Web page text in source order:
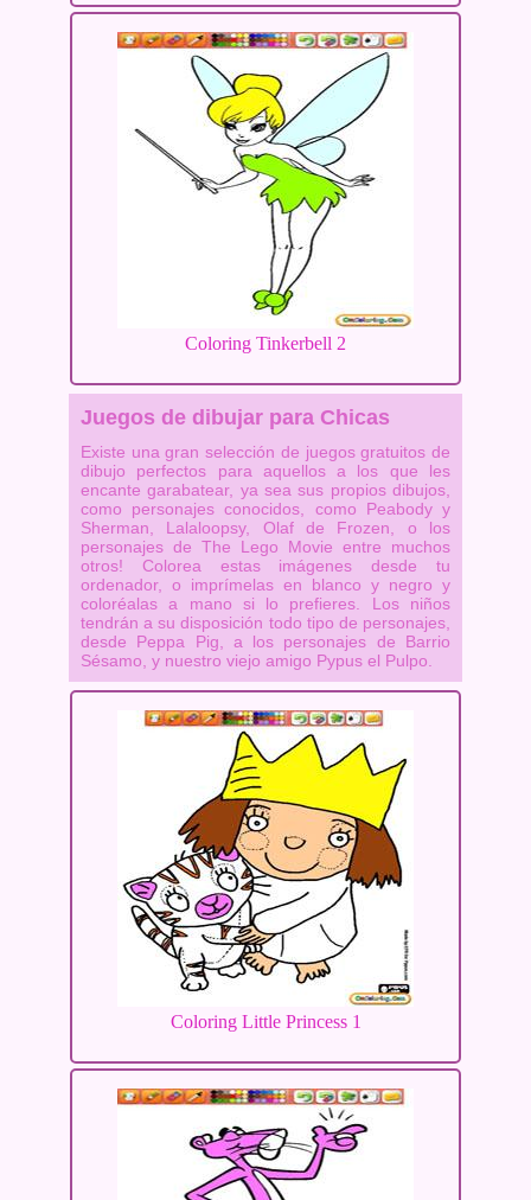
Coloring Tinkerbell 2
Juegos de dibujar para Chicas
Existe una gran selección de juegos gratuitos de
dibujo perfectos para aquellos a los que les
encante garabatear, ya sea sus propios dibujos,
como personajes conocidos, como Peabody y
Sherman, Lalaloopsy, Olaf de Frozen, o los
personajes de The Lego Movie entre muchos
otros! Colorea estas imágenes desde tu
ordenador, o imprímelas en blanco y negro y
coloréalas a mano si lo prefieres. Los niños
tendrán a su disposición todo tipo de personajes,
desde Peppa Pig, a los personajes de Barrio
Sésamo, y nuestro viejo amigo Pypus el Pulpo.
Coloring Little Princess 1